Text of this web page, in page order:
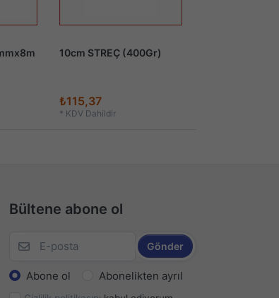
10cm STREÇ (400Gr)
₺115,37
* KDV Dahildir
Bültene abone ol
Gönder
Abone ol Abonelikten ayrıl